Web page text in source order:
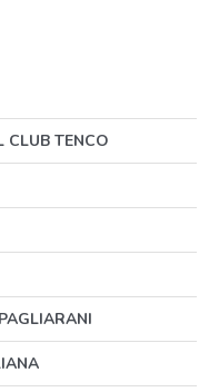
CLUB TENCO